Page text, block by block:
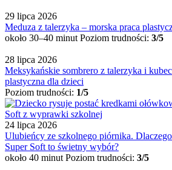
29 lipca 2026
Meduza z talerzyka – morska praca
około 30–40 minut Poziom trudności: 3/5
28 lipca 2026
Meksykańskie sombrero z talerzyka i
plastyczna dla dzieci
Poziom trudności: 1/5
24 lipca 2026
Ulubieńcy ze szkolnego piórnika.
Super Soft to świetny wybór?
około 40 minut Poziom trudności: 3/5